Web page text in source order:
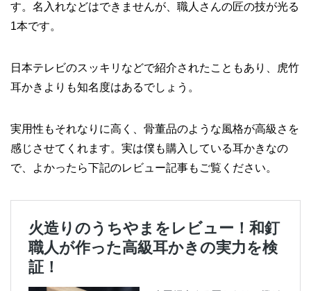
す。名入れなどはできませんが、職人さんの匠の技が光る
1本です。
日本テレビのスッキリなどで紹介されたこともあり、虎竹
耳かきよりも知名度はあるでしょう。
実用性もそれなりに高く、骨董品のような風格が高級さを
感じさせてくれます。実は僕も購入している耳かきなの
で、よかったら下記のレビュー記事もご覧ください。